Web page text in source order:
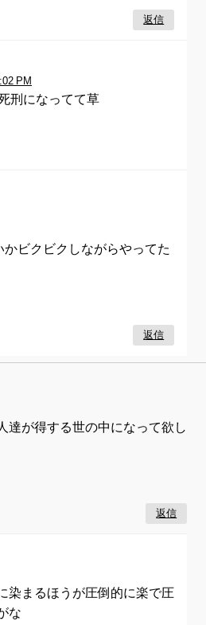
返信
PM
刑になってて草
かビクビクしながらやってた
返信
達が得する世の中になって欲し
返信
染まるほうが圧倒的に楽で圧
な